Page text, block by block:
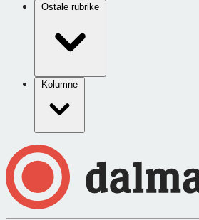
Ostale rubrike
Kolumne